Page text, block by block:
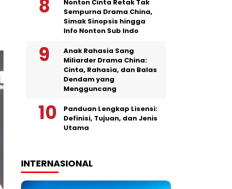
Nonton Cinta Retak Tak
Sempurna Drama China,
Simak Sinopsis hingga
Info Nonton Sub Indo
Anak Rahasia Sang
Miliarder Drama China:
Cinta, Rahasia, dan Balas
Dendam yang
Mengguncang
Panduan Lengkap Lisensi:
Definisi, Tujuan, dan Jenis
Utama
INTERNASIONAL